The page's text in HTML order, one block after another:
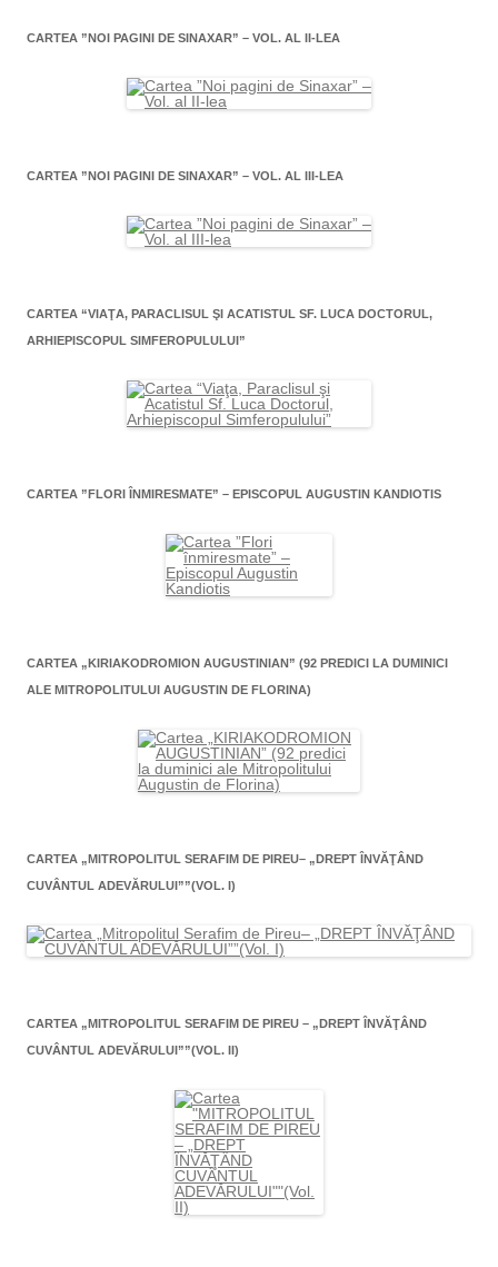
CARTEA ”NOI PAGINI DE SINAXAR” – VOL. AL II-LEA
CARTEA ”NOI PAGINI DE SINAXAR” – VOL. AL III-LEA
CARTEA “VIAŢA, PARACLISUL ŞI ACATISTUL SF. LUCA DOCTORUL,
ARHIEPISCOPUL SIMFEROPULULUI”
CARTEA ”FLORI ÎNMIRESMATE” – EPISCOPUL AUGUSTIN KANDIOTIS
CARTEA „KIRIAKODROMION AUGUSTINIAN” (92 PREDICI LA DUMINICI
ALE MITROPOLITULUI AUGUSTIN DE FLORINA)
CARTEA „MITROPOLITUL SERAFIM DE PIREU– „DREPT ÎNVĂŢÂND
CUVÂNTUL ADEVĂRULUI””(VOL. I)
CARTEA „MITROPOLITUL SERAFIM DE PIREU – „DREPT ÎNVĂŢÂND
CUVÂNTUL ADEVĂRULUI””(VOL. II)